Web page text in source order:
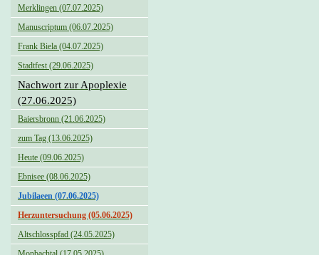
Merklingen (07.07.2025)
Manuscriptum (06.07.2025)
Frank Biela (04.07.2025)
Stadtfest (29.06.2025)
Nachwort zur Apoplexie
(27.06.2025)
Baiersbronn (21.06.2025)
zum Tag (13.06.2025)
Heute (09.06.2025)
Ebnisee (08.06.2025)
Jubilaeen (07.06.2025)
Herzuntersuchung (05.06.2025)
Altschlosspfad (24.05.2025)